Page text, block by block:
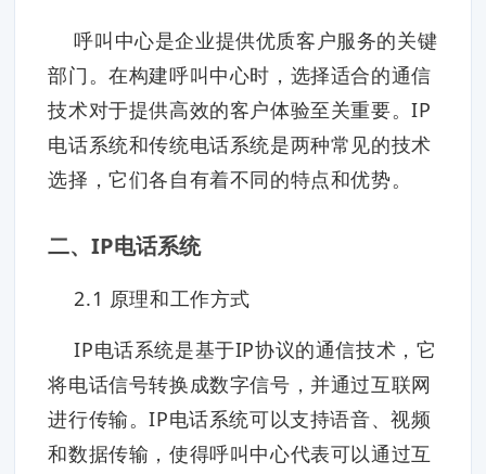
呼叫中心是企业提供优质客户服务的关键
部门。在构建呼叫中心时，选择适合的通信
技术对于提供高效的客户体验至关重要。IP
电话系统和传统电话系统是两种常见的技术
选择，它们各自有着不同的特点和优势。
二、IP电话系统
2.1 原理和工作方式
IP电话系统是基于IP协议的通信技术，它
将电话信号转换成数字信号，并通过互联网
进行传输。IP电话系统可以支持语音、视频
和数据传输，使得呼叫中心代表可以通过互